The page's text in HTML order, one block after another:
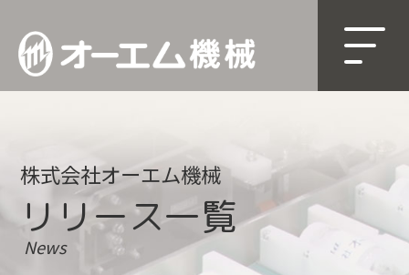
株式会社オーエム機械
リリース一覧
News